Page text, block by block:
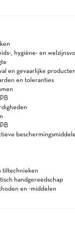
, hygiëne- en
en gevaarlijke producten
en toleranties
tiltechnieken
handgereedschap
en -middelen